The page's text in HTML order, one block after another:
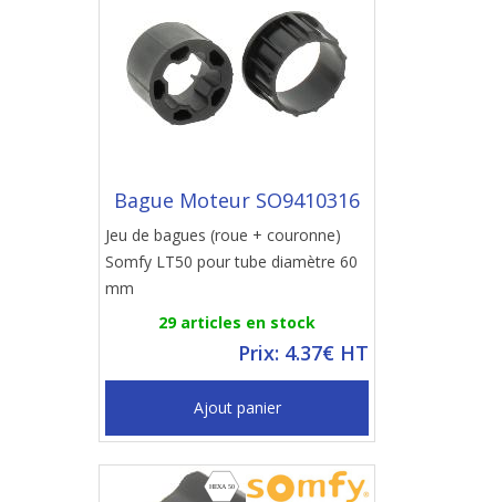
Bague Moteur SO9410316
Jeu de bagues (roue + couronne)
Somfy LT50 pour tube diamètre 60
mm
29 articles en stock
Prix: 4.37€ HT
Ajout panier